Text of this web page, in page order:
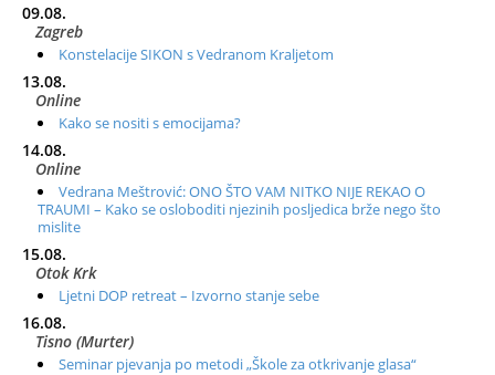
09.08.
Zagreb
Konstelacije SIKON s Vedranom Kraljetom
13.08.
Online
Kako se nositi s emocijama?
14.08.
Online
Vedrana Meštrović: ONO ŠTO VAM NITKO NIJE REKAO O
TRAUMI – Kako se osloboditi njezinih posljedica brže nego što
mislite
15.08.
Otok Krk
Ljetni DOP retreat – Izvorno stanje sebe
16.08.
Tisno (Murter)
Seminar pjevanja po metodi „Škole za otkrivanje glasa“